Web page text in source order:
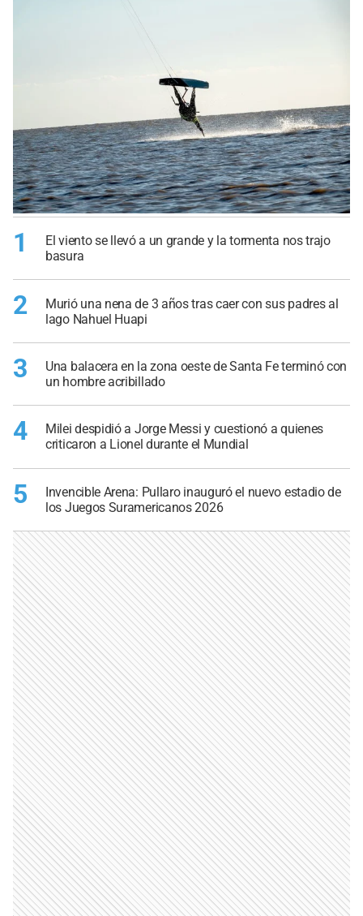
1
El viento se llevó a un grande y la tormenta nos trajo
basura
2
Murió una nena de 3 años tras caer con sus padres al
lago Nahuel Huapi
3
Una balacera en la zona oeste de Santa Fe terminó con
un hombre acribillado
4
Milei despidió a Jorge Messi y cuestionó a quienes
criticaron a Lionel durante el Mundial
5
Invencible Arena: Pullaro inauguró el nuevo estadio de
los Juegos Suramericanos 2026